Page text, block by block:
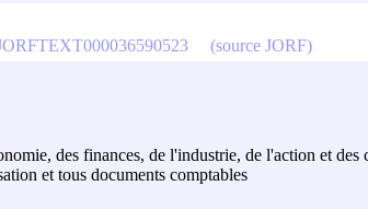
des finances, de l'industrie, de l'action et
et tous documents comptables
(source JORF)